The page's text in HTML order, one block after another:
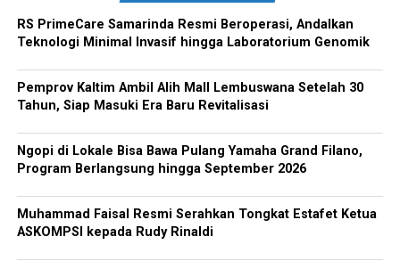
RS PrimeCare Samarinda Resmi Beroperasi, Andalkan
Teknologi Minimal Invasif hingga Laboratorium Genomik
Pemprov Kaltim Ambil Alih Mall Lembuswana Setelah 30
Tahun, Siap Masuki Era Baru Revitalisasi
Ngopi di Lokale Bisa Bawa Pulang Yamaha Grand Filano,
Program Berlangsung hingga September 2026
Muhammad Faisal Resmi Serahkan Tongkat Estafet Ketua
ASKOMPSI kepada Rudy Rinaldi